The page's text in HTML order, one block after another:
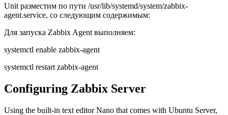
Unit разместим по пути /usr/lib/systemd/system/zabbix-
agent.service, со следующим содержимым:
Для запуска Zabbix Agent выполняем:
systemctl enable zabbix-agent
systemctl restart zabbix-agent
Configuring Zabbix Server
Using the built-in text editor Nano that comes with Ubuntu Server,